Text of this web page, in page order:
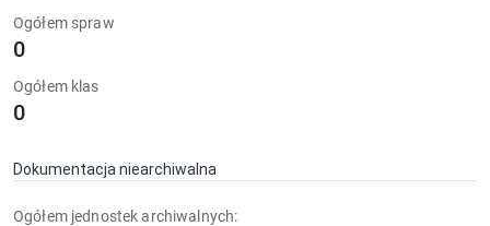
Ogółem spraw
0
Ogółem klas
0
Dokumentacja niearchiwalna
Ogółem jednostek archiwalnych: